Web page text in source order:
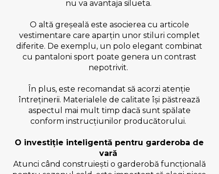
nu va avantaja silueta.
O altă greșeală este asocierea cu articole
vestimentare care aparțin unor stiluri complet
diferite. De exemplu, un polo elegant combinat
cu pantaloni sport poate genera un contrast
nepotrivit.
În plus, este recomandat să acorzi atenție
întreținerii. Materialele de calitate își păstrează
aspectul mai mult timp dacă sunt spălate
conform instrucțiunilor producătorului.
O investiție inteligentă pentru garderoba de
vară
Atunci când construiești o garderobă funcțională